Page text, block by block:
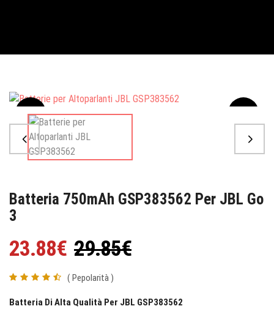
Sale
Batteria 750mAh GSP383562 Per JBL Go
3
23.88€ 29.85€
( Pepolarità )
Batteria Di Alta Qualità Per JBL GSP383562